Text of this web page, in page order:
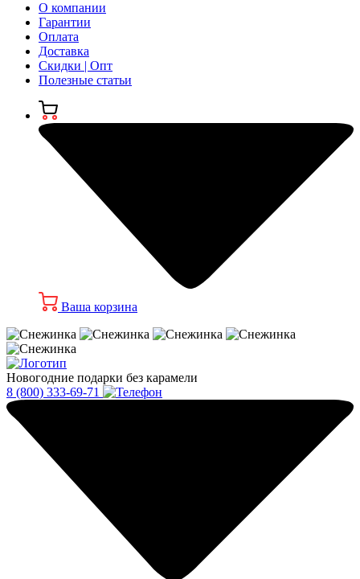
О компании
Гарантии
Оплата
Доставка
Скидки | Опт
Полезные статьи
Ваша корзина
Новогодние подарки без карамели
8 (800) 333-69-71